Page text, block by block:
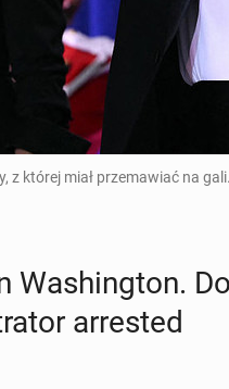
z której miał przemawiać na
Wash­ing­ton.
ar­rest­ed